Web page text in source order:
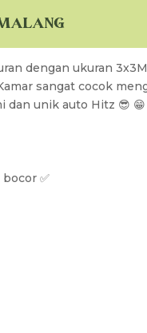
dengan ukuran 3x3M
sangat cocok
dan unik auto Hitz 😎 😁
✅